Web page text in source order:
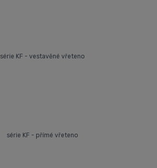
série KF - vestavěné vřeteno
série KF - přímé vřeteno